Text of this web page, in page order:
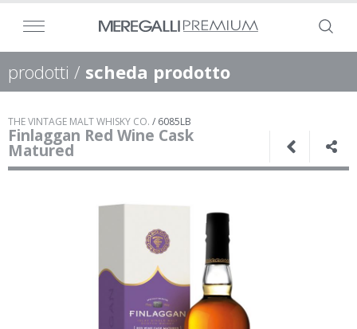
prodotti / scheda prodotto
THE VINTAGE MALT WHISKY CO. / 6085LB
Finlaggan Red Wine Cask
Matured